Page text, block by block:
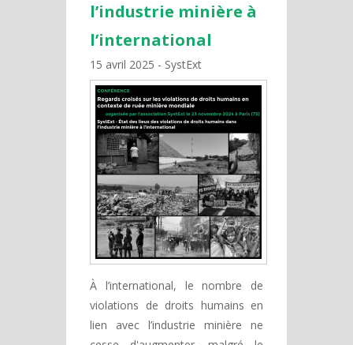
l’industrie minière à
l’international
15 avril 2025 SystExt
À l’international, le nombre de
violations de droits humains en
lien avec l’industrie minière ne